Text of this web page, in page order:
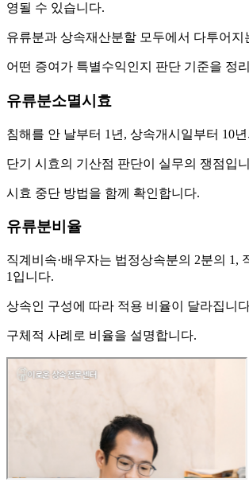
영될 수 있습니다.
유류분과 상속재산분할 모두에서 다투어지
어떤 증여가 특별수익인지 판단 기준을 정
유류분소멸시효
침해를 안 날부터 1년, 상속개시일부터 10
단기 시효의 기산점 판단이 실무의 쟁점입
시효 중단 방법을 함께 확인합니다.
유류분비율
직계비속·배우자는 법정상속분의 2분의 1,
1입니다.
상속인 구성에 따라 적용 비율이 달라집니
구체적 사례로 비율을 설명합니다.